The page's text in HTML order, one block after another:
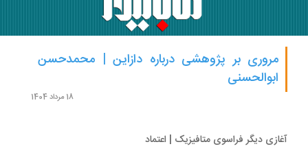
مروری بر پژوهشی درباره دازاین | محمدحسن
ابوالحسنی
دیگر فراسوی متافیزیک | اعتماد